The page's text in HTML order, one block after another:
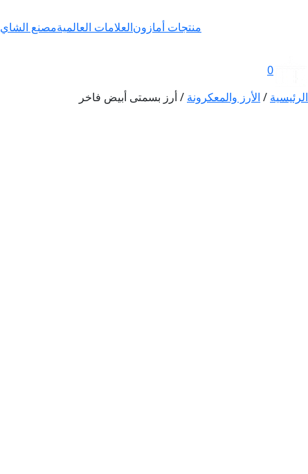
منتجات أمازونالعلامات العالميةمصنع الشاي AmazonFoods
0
الرئيسية / الأرز والمعكرونة / أرز بسمتى أبيض فاخر